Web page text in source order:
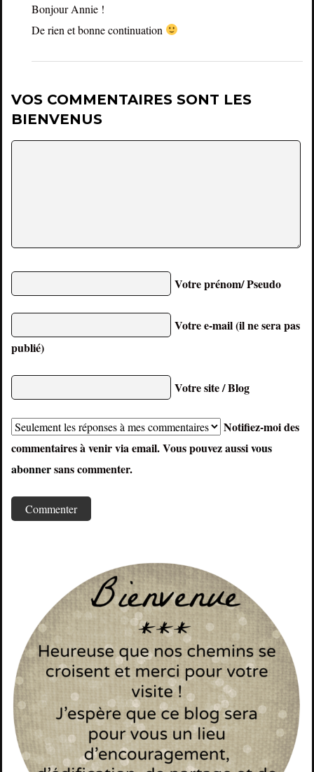
Bonjour Annie !
De rien et bonne continuation
VOS COMMENTAIRES SONT LES
BIENVENUS
Votre prénom/ Pseudo
Votre e-mail (il ne sera pas
publié)
Votre site / Blog
Notifiez-moi des
commentaires à venir via email. Vous pouvez aussivous
abonnersans commenter.